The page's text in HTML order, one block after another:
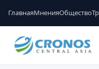
ГлавнаяМненияОбщество